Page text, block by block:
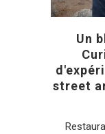
Un
street